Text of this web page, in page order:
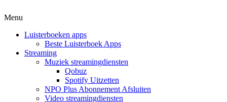
Menu
Luisterboeken apps
Beste Luisterboek Apps
Streaming
Muziek streamingdiensten
Qobuz
Spotify Uitzetten
NPO Plus Abonnement Afsluiten
Video streamingdiensten